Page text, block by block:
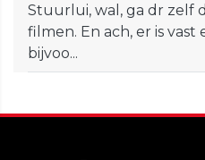
Stuurlui, wal, ga dr zelf
filmen. En ach, er is
bijvoo...